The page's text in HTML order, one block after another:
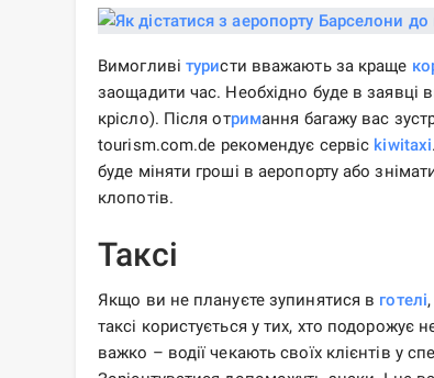
Вимогливі туристи вважають за краще
заощадити час. Необхідно буде в заявці
крісло). Після отримання багажу вас
tourism.com.de рекомендує сервіс kiwitaxi
буде міняти гроші в аеропорту або
клопотів.
Таксі
Якщо ви не плануєте зупинятися в готелі
таксі користується у тих, хто подорожує
важко – водії чекають своїх клієнтів у